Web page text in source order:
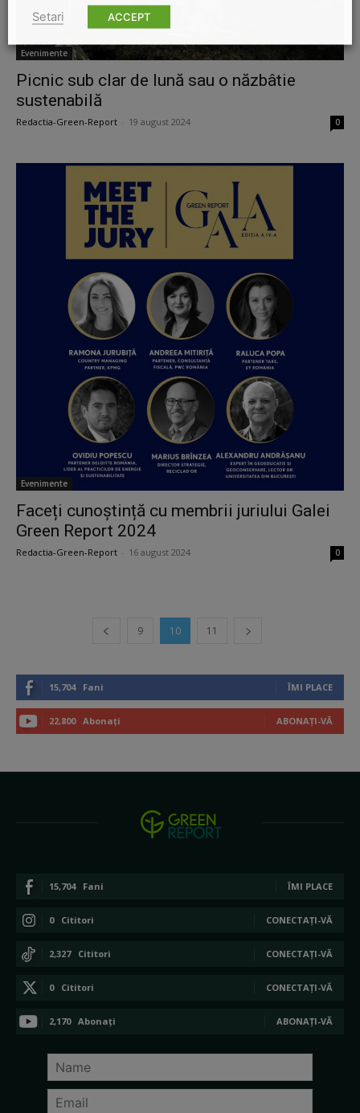
Evenimente
Picnic sub clar de lună sau o năzbâtie
sustenabilă
Redactia-Green-Report 19 august 2024 0
Evenimente
Faceți cunoștință cu membrii juriului Galei
Green Report 2024
Redactia-Green-Report 16 august 2024 0
9 10 11
15,704 Fani ÎMI PLACE
22,800 Abonați ABONAȚI-VĂ
15,704 Fani ÎMI PLACE
0 Cititori CONECTAȚI-VĂ
2,327 Cititori CONECTAȚI-VĂ
0 Cititori CONECTAȚI-VĂ
2,170 Abonați ABONAȚI-VĂ
Setari
ACCEPT